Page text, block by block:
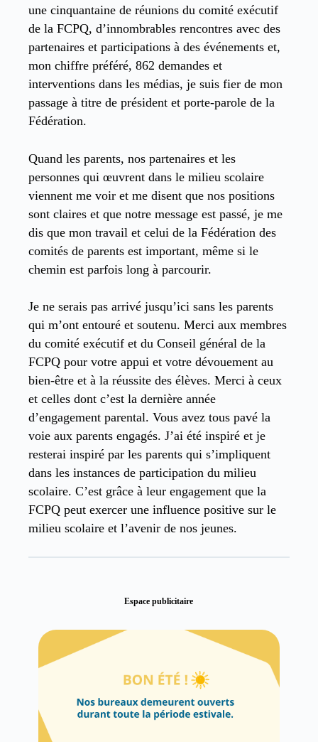
une cinquantaine de réunions du comité exécutif
de la FCPQ, d’innombrables rencontres avec des
partenaires et participations à des événements et,
mon chiffre préféré, 862 demandes et
interventions dans les médias, je suis fier de mon
passage à titre de président et porte-parole de la
Fédération.
Quand les parents, nos partenaires et les
personnes qui œuvrent dans le milieu scolaire
viennent me voir et me disent que nos positions
sont claires et que notre message est passé, je me
dis que mon travail et celui de la Fédération des
comités de parents est important, même si le
chemin est parfois long à parcourir.
Je ne serais pas arrivé jusqu’ici sans les parents
qui m’ont entouré et soutenu. Merci aux membres
du comité exécutif et du Conseil général de la
FCPQ pour votre appui et votre dévouement au
bien-être et à la réussite des élèves. Merci à ceux
et celles dont c’est la dernière année
d’engagement parental. Vous avez tous pavé la
voie aux parents engagés. J’ai été inspiré et je
resterai inspiré par les parents qui s’impliquent
dans les instances de participation du milieu
scolaire. C’est grâce à leur engagement que la
FCPQ peut exercer une influence positive sur le
milieu scolaire et l’avenir de nos jeunes.
Espace publicitaire